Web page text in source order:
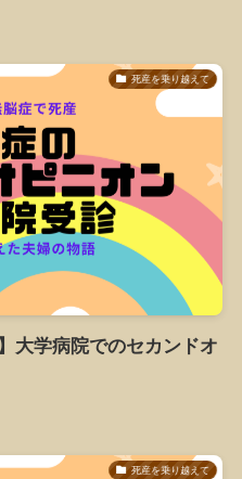
死産を乗り越えて
大学病院でのセカンドオ
死産を乗り越えて